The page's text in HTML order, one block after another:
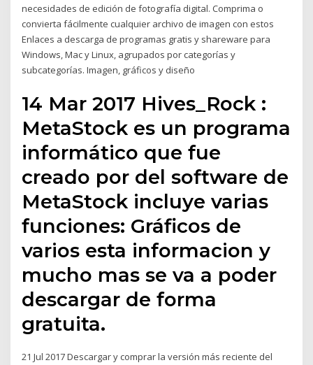
necesidades de edición de fotografía digital. Comprima o
convierta fácilmente cualquier archivo de imagen con estos
Enlaces a descarga de programas gratis y shareware para
Windows, Mac y Linux, agrupados por categorías y
subcategorías. Imagen, gráficos y diseño
14 Mar 2017 Hives_Rock :
MetaStock es un programa
informático que fue
creado por del software de
MetaStock incluye varias
funciones: Gráficos de
varios esta informacion y
mucho mas se va a poder
descargar de forma
gratuita.
21 Jul 2017 Descargar y comprar la versión más reciente del